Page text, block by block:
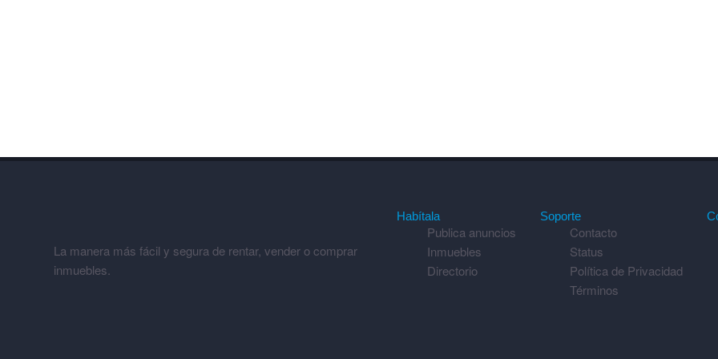
La manera más fácil y segura de rentar, vender o comprar
inmuebles.
Habítala
Publica anuncios
Inmuebles
Directorio
Soporte
Contacto
Status
Política de Privacidad
Términos